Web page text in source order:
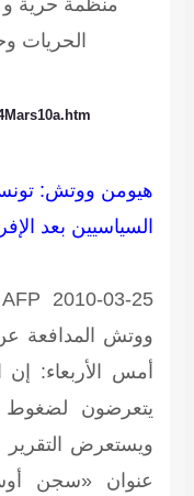
منظمة حرية
الحريات
هيومن ووتش:
السياسيين بعد
2010-03-25 AFP
ووتش المدافعة
أمس الأربعاء:
يتعرضون لضغوط
عنوان «سجن